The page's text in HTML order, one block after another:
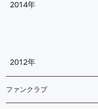
2014年
2012年
ファンクラブ